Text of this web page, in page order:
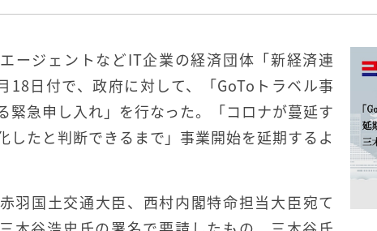
ージェントなどIT企業の経済団体「新経済連
18日付で、政府に対して、「GoToトラベル事
緊急申し入れ」を行なった。「コロナが蔓延す
したと判断できるまで」事業開始を延期するよ
羽国土交通大臣、西村内閣特命担当大臣宛て